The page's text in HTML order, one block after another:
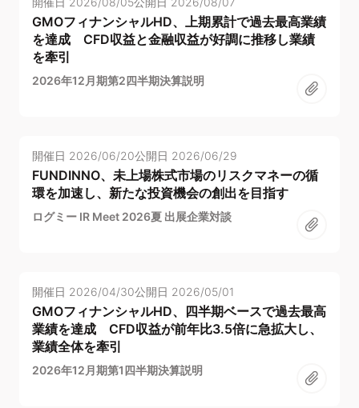
GMOフィナンシャルHD、上期累計で過去最高業績
を達成 CFD収益と金融収益が好調に推移し業績
を牽引
2026年12月期第2四半期決算説明
開催日 2026/06/20公開日 2026/06/29
FUNDINNO、未上場株式市場のリスクマネーの循
環を加速し、新たな投資機会の創出を目指す
ログミー IR Meet 2026夏 出展企業対談
開催日 2026/04/30公開日 2026/05/01
GMOフィナンシャルHD、四半期ベースで過去最高
業績を達成 CFD収益が前年比3.5倍に急拡大し、
業績全体を牽引
2026年12月期第1四半期決算説明